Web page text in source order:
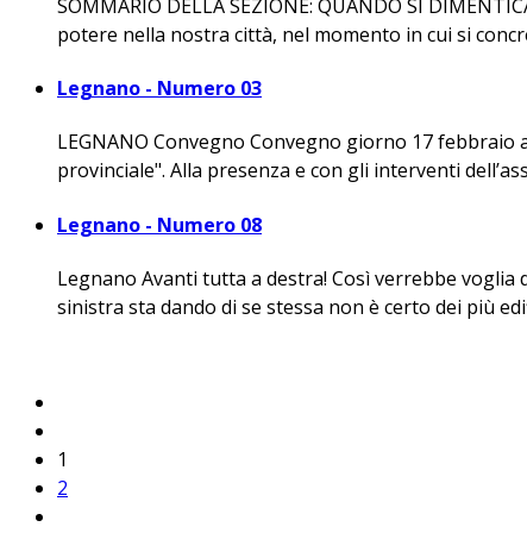
SOMMARIO DELLA SEZIONE: QUANDO SI
potere nella nostra città, nel momento in cui si
Legnano - Numero 03
LEGNANO Convegno Convegno giorno 17
provinciale". Alla presenza e con gli interventi
Legnano - Numero 08
Legnano Avanti tutta a destra! Così verrebbe voglia
sinistra sta dando di se stessa non è certo dei più
1
2